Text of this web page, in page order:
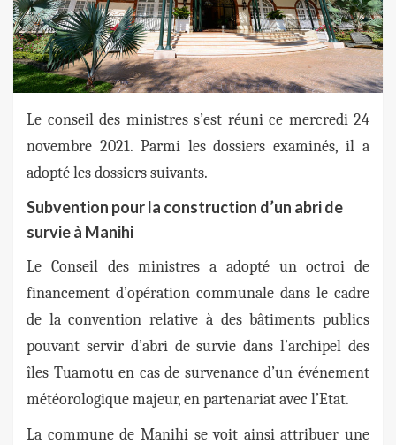
Le conseil des ministres s’est réuni ce mercredi 24
novembre 2021. Parmi les dossiers examinés, il a
adopté les dossiers suivants.
Subvention pour la construction d’un abri de
survie à Manihi
Le Conseil des ministres a adopté un octroi de
financement d’opération communale dans le cadre
de la convention relative à des bâtiments publics
pouvant servir d’abri de survie dans l’archipel des
îles Tuamotu en cas de survenance d’un événement
météorologique majeur, en partenariat avec l’Etat.
La commune de Manihi se voit ainsi attribuer une